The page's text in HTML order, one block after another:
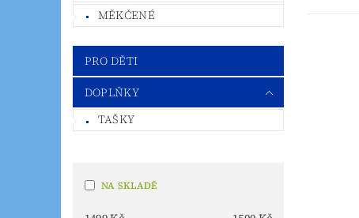
MĚKČENÉ
PRO DĚTI
DOPLŇKY
TAŠKY
NA SKLADĚ